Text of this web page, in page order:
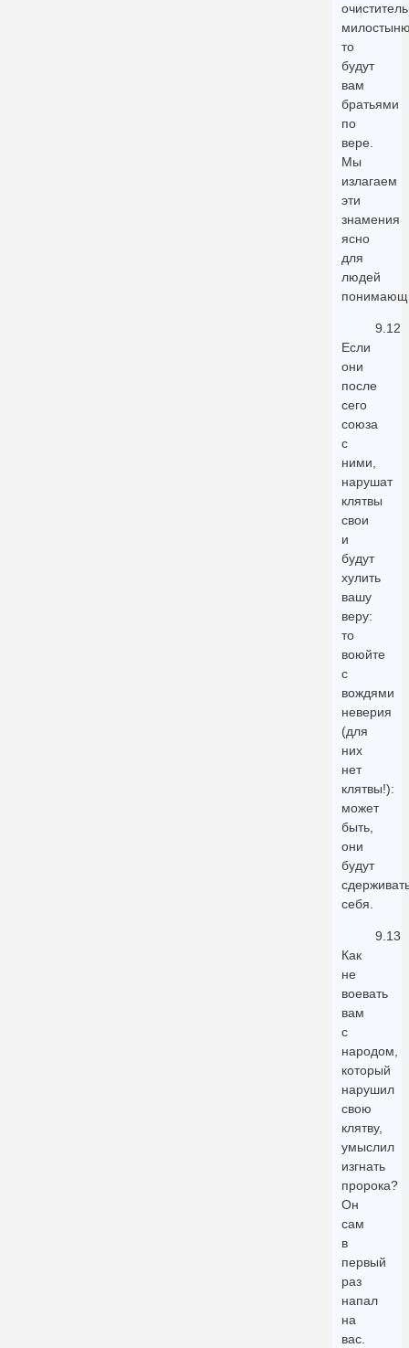
то
будут
вам
братьями
по
вере.
Мы
излагаем
эти
знамения
ясно
для
людей
9.12
Если
они
после
сего
союза
с
ними,
нарушат
клятвы
свои
и
будут
хулить
вашу
веру:
то
воюйте
с
вождями
неверия
(для
них
нет
клятвы!):
может
быть,
они
будут
себя.
9.13
Как
не
воевать
вам
с
народом,
который
нарушил
свою
клятву,
умыслил
изгнать
пророка?
Он
сам
в
первый
раз
напал
на
вас.